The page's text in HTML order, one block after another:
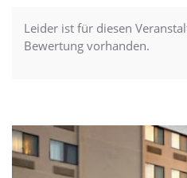
Leider ist für diesen
Bewertung vorhanden.